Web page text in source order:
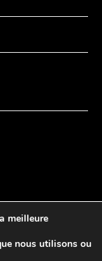
meilleure
nous utilisons ou